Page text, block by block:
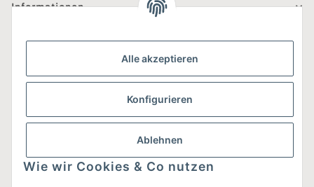
Alle akzeptieren
Konfigurieren
Ablehnen
Wie wir Cookies & Co nutzen
Informationen
Gesetzliche Informationen
Was ist DesignEdit_?
Eine Online-Boutique für individuelles Design.
Ausgewählte Designer-Möbel und Accessoires, neue und
gebrauchte Designklassiker, die Entdeckung
unbekannter Manufakturen und Interior-Schätze aus
aller Welt sowie ein Blogazine mit jeder Menge
Inspiration.